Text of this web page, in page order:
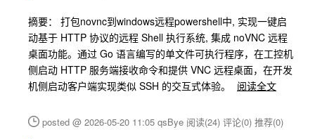
摘要： 打包novnc到windows远程powershell中, 实现一键启
动基于 HTTP 协议的远程 Shell 执行系统, 集成 noVNC 远程
桌面功能。通过 Go 语言编写的单文件可执行程序，在工控机
侧启动 HTTP 服务端接收命令和提供 VNC 远程桌面，在开发
机侧启动客户端实现类似 SSH 的交互式体验。
阅读全文
posted @ 2026-05-20 11:05 qsBye 阅读(24) 评论(0) 推荐(0)